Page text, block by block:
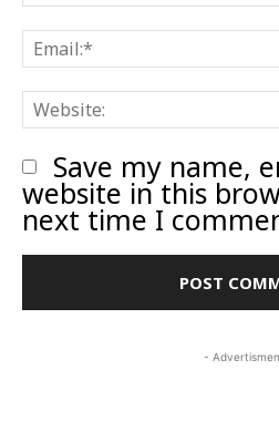
Save my name,
website in this
next time I
-